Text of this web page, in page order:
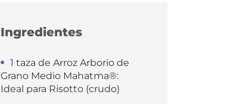
Ingredientes
1 taza de Arroz Arborio de
Grano Medio Mahatma®:
Ideal para Risotto (crudo)